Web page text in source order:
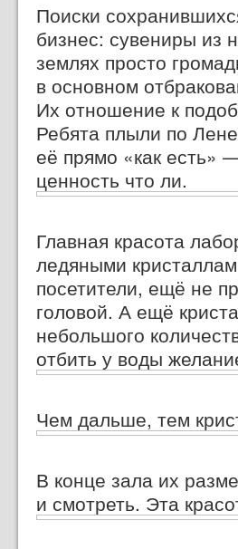
Поиски
бизнес: сувениры из
землях просто
в основном
Их отношение к
Ребята плыли по
её прямо «как есть»
ценность что ли.
Главная красота
ледяными
посетители, ещё не
головой. А ещё
небольшого
отбить у воды
Чем дальше, тем
В конце зала их
и смотреть. Эта